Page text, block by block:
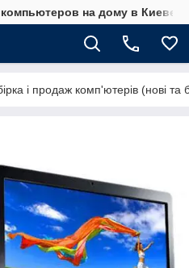
на дому в Киеве
і продаж комп'ютерів (нові та